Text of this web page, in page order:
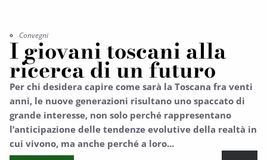
Convegni
I giovani toscani alla
ricerca di un futuro
Per chi desidera capire come sarà la Toscana fra venti
anni, le nuove generazioni risultano uno spaccato di
grande interesse, non solo perché rappresentano
l’anticipazione delle tendenze evolutive della realtà in
cui vivono, ma anche perché a loro...